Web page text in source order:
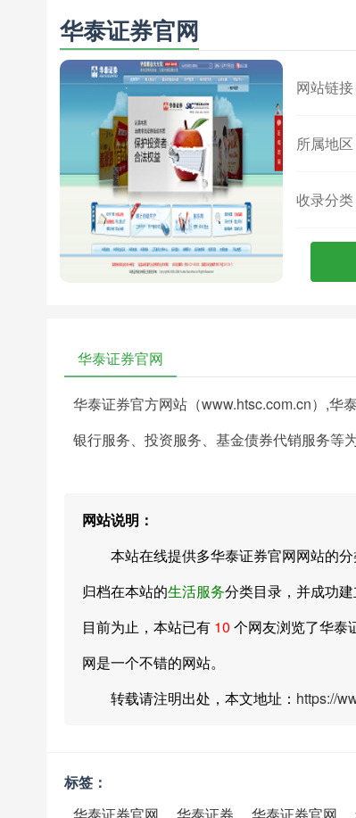
华泰证券官网
网站链接
所属地区
收录分类
华泰证券官网
华泰证券官方网站（www.htsc.com.cn）,华
银行服务、投资服务、基金债券代销服务等
网站说明：
本站在线提供多华泰证券官网网站的分
归档在本站的生活服务分类目录，并成功
目前为止，本站已有 10 个网友浏览了华泰
网是一个不错的网站。
转载请注明出处，本文地址： https://
标签：